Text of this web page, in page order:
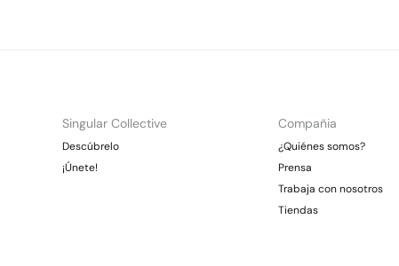
*Días
Singular Collective
Descúbrelo
¡Únete!
Compañia
¿Quiénes somos?
Prensa
Trabaja con nosotros
Tiendas